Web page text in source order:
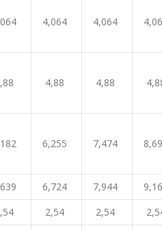
4,064 4,064
4,88 4,88
6,255 7,474
6,724 7,944
2,54 2,54